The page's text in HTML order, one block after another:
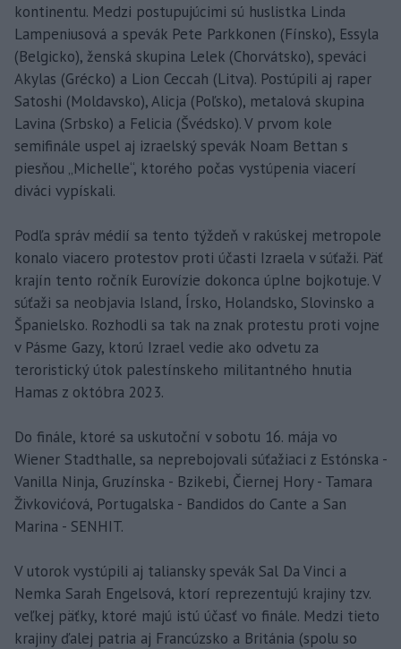
kontinentu. Medzi postupujúcimi sú huslistka Linda
Lampeniusová a spevák Pete Parkkonen (Fínsko), Essyla
(Belgicko), ženská skupina Lelek (Chorvátsko), speváci
Akylas (Grécko) a Lion Ceccah (Litva). Postúpili aj raper
Satoshi (Moldavsko), Alicja (Poľsko), metalová skupina
Lavina (Srbsko) a Felicia (Švédsko). V prvom kole
semifinále uspel aj izraelský spevák Noam Bettan s
piesňou „Michelle“, ktorého počas vystúpenia viacerí
diváci vypískali.
Podľa správ médií sa tento týždeň v rakúskej metropole
konalo viacero protestov proti účasti Izraela v súťaži. Päť
krajín tento ročník Eurovízie dokonca úplne bojkotuje. V
súťaži sa neobjavia Island, Írsko, Holandsko, Slovinsko a
Španielsko. Rozhodli sa tak na znak protestu proti vojne
v Pásme Gazy, ktorú Izrael vedie ako odvetu za
teroristický útok palestínskeho militantného hnutia
Hamas z októbra 2023.
Do finále, ktoré sa uskutoční v sobotu 16. mája vo
Wiener Stadthalle, sa neprebojovali súťažiaci z Estónska -
Vanilla Ninja, Gruzínska - Bzikebi, Čiernej Hory - Tamara
Živkovićová, Portugalska - Bandidos do Cante a San
Marina - SENHIT.
V utorok vystúpili aj taliansky spevák Sal Da Vinci a
Nemka Sarah Engelsová, ktorí reprezentujú krajiny tzv.
veľkej päťky, ktoré majú istú účasť vo finále. Medzi tieto
krajiny ďalej patria aj Francúzsko a Británia (spolu so